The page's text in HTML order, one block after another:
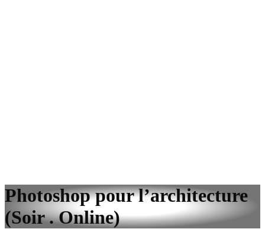
Photoshop pour l’architecture
(Soir . Online)